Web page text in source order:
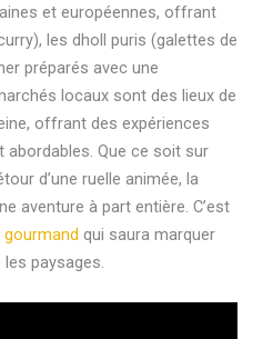
et européennes, offrant
les dholl puris (galettes de
préparés avec une
locaux sont des lieux de
offrant des expériences
Que ce soit sur
d’une ruelle animée, la
aventure à part entière. C’est
gourmand qui saura marquer
paysages.